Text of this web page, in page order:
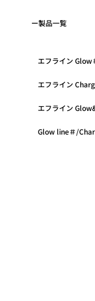
製品一覧
エフライン Glow
エフライン
エフライン
Glow line＃/